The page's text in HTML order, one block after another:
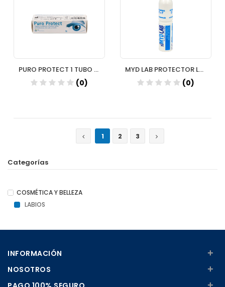
PURO PROTECT 1 TUBO 5 G
(0)
MYD LAB PROTECTOR LABIAL
(0)
1 2 3
Categorías
COSMÉTICA Y BELLEZA
LABIOS
INFORMACIÓN +
NOSOTROS +